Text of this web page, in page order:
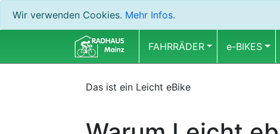
Wir verwenden Cookies. Mehr Infos.
FAHRRÄDER e-BIKES
Das ist ein Leicht eBike